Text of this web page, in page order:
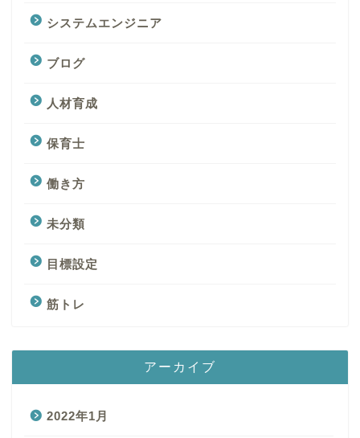
システムエンジニア
ブログ
人材育成
保育士
働き方
未分類
目標設定
筋トレ
アーカイブ
2022年1月